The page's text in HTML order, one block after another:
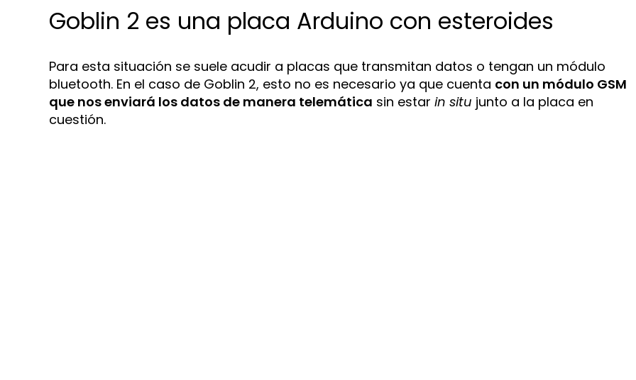
Goblin 2 es una placa Arduino con esteroides
Para esta situación se suele acudir a placas que transmitan datos o tengan un módulo
bluetooth. En el caso de Goblin 2, esto no es necesario ya que cuenta con un módulo GSM
que nos enviará los datos de manera telemática sin estarin situ junto a la placa en
cuestión.